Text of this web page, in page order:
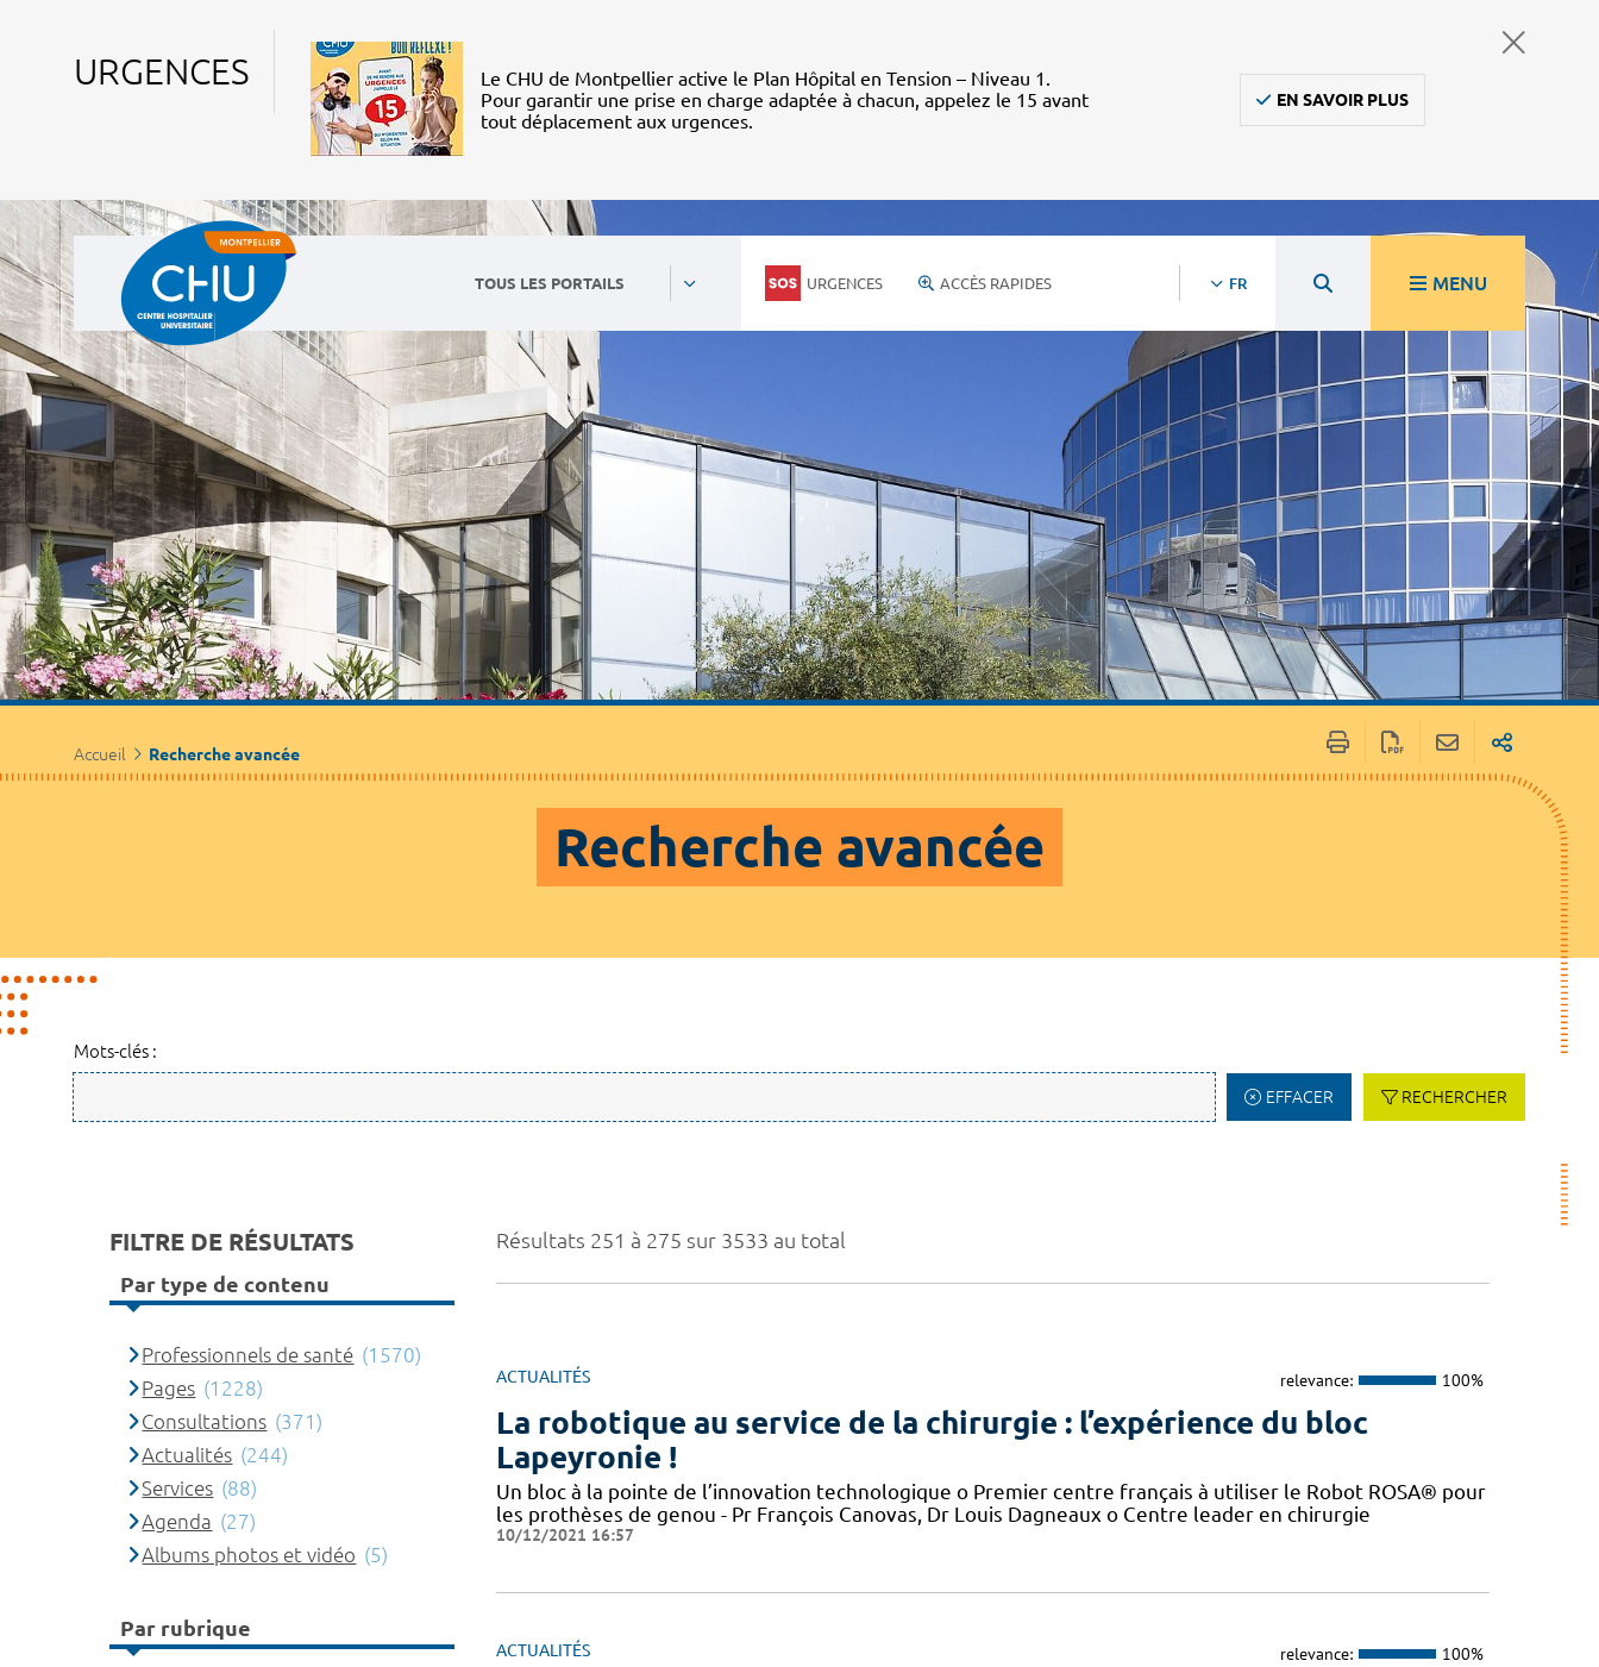
URGENCES
Le CHU de Montpellier active le Plan Hôpital en Tension – Niveau 1.
Pour garantir une prise en charge adaptée à chacun, appelez le 15 avant
tout déplacement aux urgences.
EN SAVOIR PLUS
TOUS LES PORTAILS URGENCES ACCÈS RAPIDES FR MENU
Accueil Recherche avancée
Recherche avancée
Mots-clés :
EFFACER RECHERCHER
Résultats 251 à 275 sur 3533 au total
ACTUALITÉS relevance: 100%
La robotique au service de la chirurgie : l’expérience du bloc
Lapeyronie !
Un bloc à la pointe de l’innovation technologique o Premier centre français à utiliser le Robot ROSA® pour
les prothèses de genou - Pr François Canovas, Dr Louis Dagneaux o Centre leader en chirurgie
10/12/2021 16:57
ACTUALITÉS relevance: 100%
FILTRE DE RÉSULTATS
Par type de contenu
Professionnels de santé (1570)
Pages (1228)
Consultations (371)
Actualités (244)
Services (88)
Agenda (27)
Albums photos et vidéo (5)
Par rubrique